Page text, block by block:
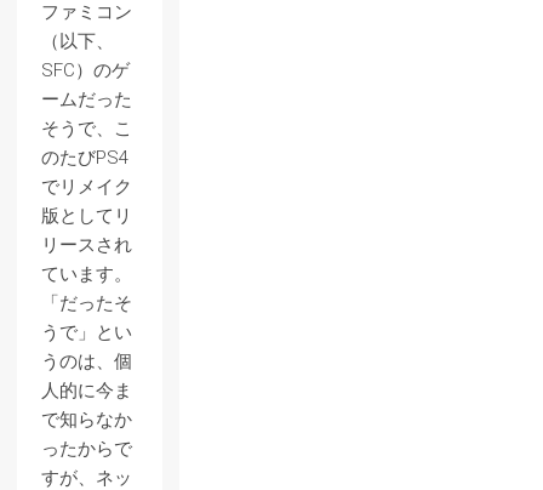
ファミコン
（以下、
SFC）のゲ
ームだった
そうで、こ
のたびPS4
でリメイク
版としてリ
リースされ
ています。
「だったそ
うで」とい
うのは、個
人的に今ま
で知らなか
ったからで
すが、ネッ